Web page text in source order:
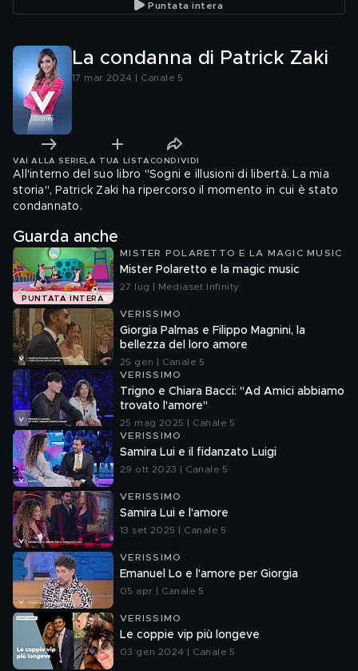
Puntata intera
La condanna di Patrick Zaki
17 mar 2024 | Canale 5
VAI ALLA SERIE LA TUA LISTA CONDIVIDI
All'interno del suo libro "Sogni e illusioni di libertà. La mia
storia", Patrick Zaki ha ripercorso il momento in cui è stato
condannato.
Guarda anche
PUNTATA INTERA
MISTER POLARETTO E LA MAGIC MUSIC
Mister Polaretto e la magic music
27 lug | Mediaset Infinity
VERISSIMO
Giorgia Palmas e Filippo Magnini, la
bellezza del loro amore
25 gen | Canale 5
VERISSIMO
Trigno e Chiara Bacci: "Ad Amici abbiamo
trovato l'amore"
25 mag 2025 | Canale 5
VERISSIMO
Samira Lui e il fidanzato Luigi
29 ott 2023 | Canale 5
VERISSIMO
Samira Lui e l'amore
13 set 2025 | Canale 5
VERISSIMO
Emanuel Lo e l'amore per Giorgia
05 apr | Canale 5
VERISSIMO
Le coppie vip più longeve
03 gen 2024 | Canale 5